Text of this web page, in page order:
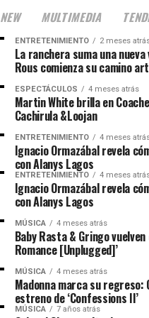
NEW MULTIMEDIA
ENTRETENIMIENTO 2 meses
La ranchera suma una
Rous comienza su camino
ESPECTÁCULOS 4 meses atrás
Martin White brilla en
Cachirula &Loojan
ENTRETENIMIENTO 4 meses
Ignacio Ormazábal revela
con Alanys Lagos
ENTRETENIMIENTO 4 meses
Ignacio Ormazábal revela
con Alanys Lagos
MÚSICA 4 meses atrás
Baby Rasta & Gringo vuelven
Romance [Unplugged]’
MÚSICA 4 meses atrás
Madonna marca su regreso:
estreno de ‘Confessions II’
MÚSICA 7 años atrás